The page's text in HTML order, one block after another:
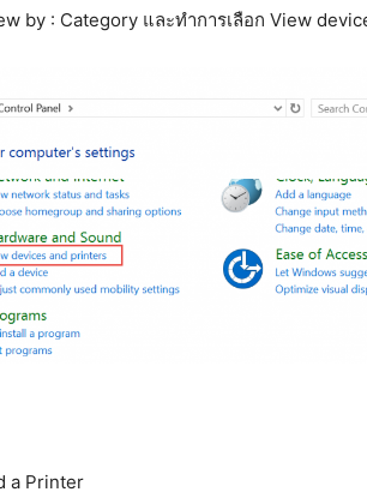
by : Category และทำการเลือก View
a Printer